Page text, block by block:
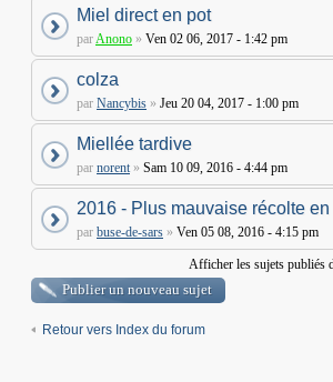
Miel direct en pot
parAnono » Ven 02 06, 2017 - 1:42 pm
colza
par Nancybis » Jeu 20 04, 2017 - 1:00 pm
Miellée tardive
par norent » Sam 10 09, 2016 - 4:44 pm
2016 - Plus mauvaise récolte
par buse-de-sars » Ven 05 08, 2016 - 4:15 pm
Afficher les sujets publiés
Publier un nouveau sujet
Retour vers Index du forum